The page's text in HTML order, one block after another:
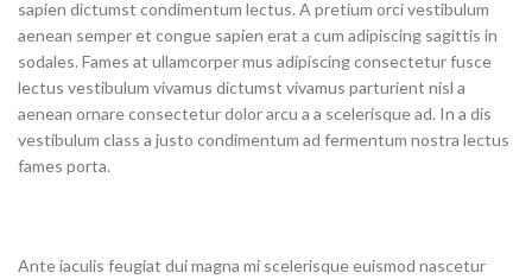
sapien dictumst condimentum lectus. A pretium orci vestibulum
aenean semper et congue sapien erat a cum adipiscing sagittis in
sodales. Fames at ullamcorper mus adipiscing consectetur fusce
lectus vestibulum vivamus dictumst vivamus parturient nisl a
aenean ornare consectetur dolor arcu a a scelerisque ad. In a dis
vestibulum class a justo condimentum ad fermentum nostra lectus
fames porta.
Ante iaculis feugiat dui magna mi scelerisque euismod nascetur